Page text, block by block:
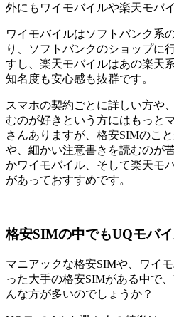
外にもワイモバイルや楽天モバ
ワイモバイルはソフトバンク系
り、ソフトバンクのショップに
すし、楽天モバイルはあの楽天
知名度も安心感も抜群です。
スマホの契約ごとに詳しい方や
むのが好きという方にはもっと
さんありますが、格安SIMのこ
や、細かい注意書きを読むのが
かワイモバイル、そして楽天モ
があっておすすめです。
格安SIMの中でもUQモバ
マニアックな格安SIMや、ワイ
った大手の格安SIMがある中で
んな方が多いのでしょうか？